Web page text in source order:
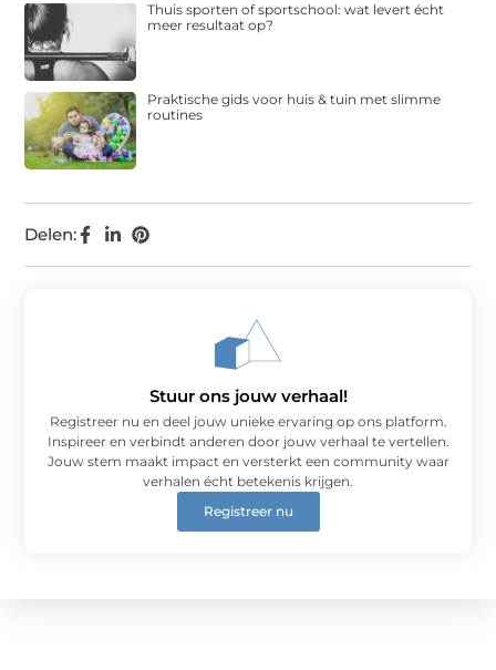
Delen:
Thuis sporten of sportschool: wat levert écht
meer resultaat op?
Praktische gids voor huis & tuin met slimme
routines
Stuur ons jouw verhaal!
Registreer nu en deel jouw unieke ervaring op ons platform.
Inspireer en verbindt anderen door jouw verhaal te vertellen.
Jouw stem maakt impact en versterkt een community waar
verhalen écht betekenis krijgen.
Registreer nu